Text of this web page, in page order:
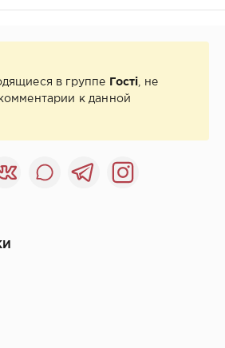
в группе
Гості , не
к данной